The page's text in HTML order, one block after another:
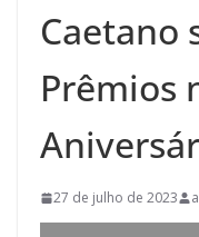
Caetano
Prêmios
27 de julho de 2023